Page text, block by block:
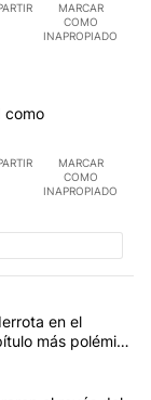
MARCAR
COMO
INAPROPIADO
como
MARCAR
COMO
INAPROPIADO
en los
ante el
en el
más polémico